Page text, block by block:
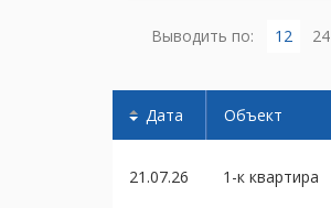
Выводить по: 12 24
Дата Объект
21.07.26 1-к квартира